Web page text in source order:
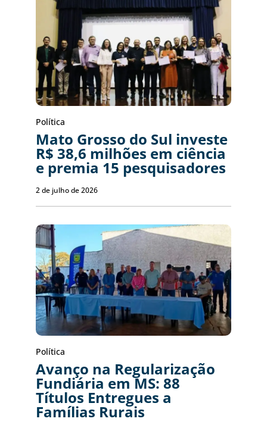
Política
Mato Grosso do Sul investe
R$ 38,6 milhões em ciência
e premia 15 pesquisadores
2 de julho de 2026
Política
Avanço na Regularização
Fundiária em MS: 88
Títulos Entregues a
Famílias Rurais